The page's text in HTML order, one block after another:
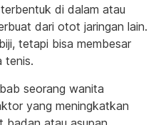
di dalam atau
dari otot jaringan lain.
tetapi bisa membesar
tenis.
seorang wanita
yang meningkatkan